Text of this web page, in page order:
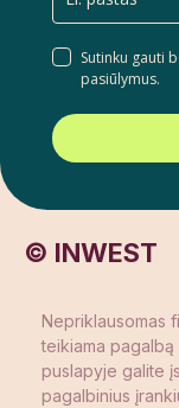
Sutinku gauti
pasiūlymus.
© INWEST
Nepriklausomas
teikiama
puslapyje galite
pagalbinius